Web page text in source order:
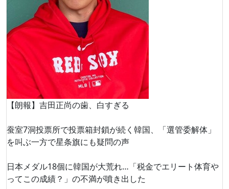
【朗報】吉田正尚の歯、白すぎる
蚕室7洞投票所で投票箱封鎖が続く韓国、「選管委解体」
を叫ぶ一方で星条旗にも疑問の声
日本メダル18個に韓国が大荒れ…「税金でエリート体育や
ってこの成績？」の不満が噴き出した